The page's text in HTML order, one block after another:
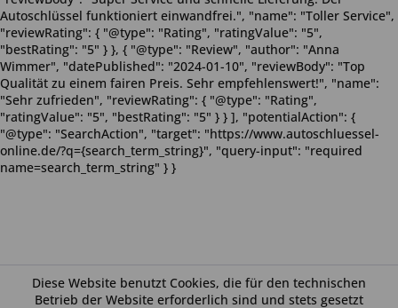
Diese Website benutzt Cookies, die für den technischen
Betrieb der Website erforderlich sind und stets gesetzt
Autoschlüssel funktioniert einwandfrei.", "name": "Toller Service",
"reviewRating": { "@type": "Rating", "ratingValue": "5",
"bestRating": "5" } }, { "@type": "Review", "author": "Anna
Wimmer", "datePublished": "2024-01-10", "reviewBody": "Top
Qualität zu einem fairen Preis. Sehr empfehlenswert!", "name":
"Sehr zufrieden", "reviewRating": { "@type": "Rating",
"ratingValue": "5", "bestRating": "5" } } ], "potentialAction": {
"@type": "SearchAction", "target": "https://www.autoschluessel-
online.de/?q={search_term_string}", "query-input": "required
name=search_term_string" } }